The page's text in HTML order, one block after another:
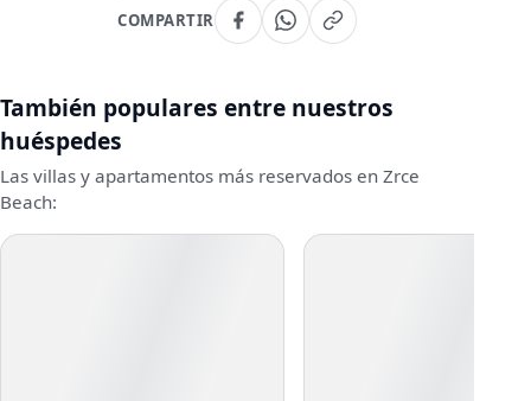
COMPARTIR
También populares entre nuestros
huéspedes
Las villas y apartamentos más reservados en Zrce
Beach: